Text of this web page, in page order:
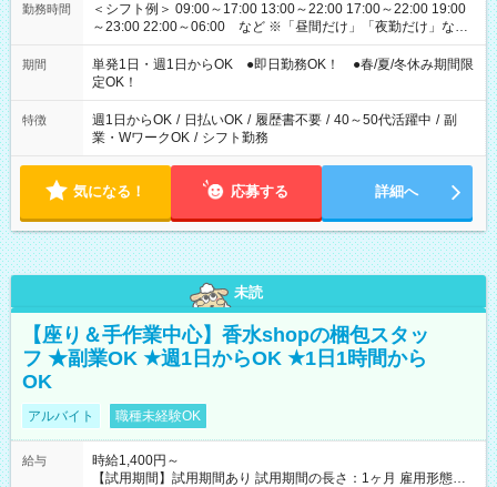
勤務時間
＜シフト例＞ 09:00～17:00 13:00～22:00 17:00～22:00 19:00
～23:00 22:00～06:00 など ※「昼間だけ」「夜勤だけ」など
の希望OK
期間
単発1日・週1日からOK ●即日勤務OK！ ●春/夏/冬休み期間限
定OK！
特徴 週1日からOK / 日払いOK / 履歴書不要 / 40～50代活躍中 / 副
業・WワークOK / シフト勤務
気になる！ 応募する 詳細へ
未読
【座り＆手作業中心】香水shopの梱包スタッ
フ ★副業OK ★週1日からOK ★1日1時間から
OK
アルバイト 職種未経験OK
給与
時給1,400円～
【試用期間】試用期間あり 試用期間の長さ：1ヶ月 雇用形態、